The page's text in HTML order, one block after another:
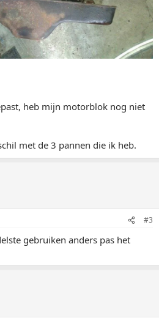
heb mijn motorblok nog niet
met de 3 pannen die ik heb.
#3
gebruiken anders pas het